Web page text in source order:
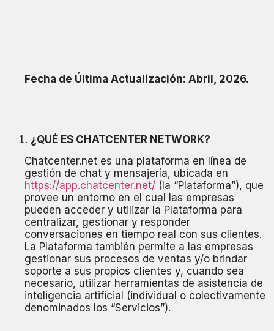
Fecha de Última Actualización: Abril, 2026.
¿QUÉ ES CHATCENTER NETWORK?
Chatcenter.net es una plataforma en línea de
gestión de chat y mensajería, ubicada en
https://app.chatcenter.net/ (la “Plataforma”), que
provee un entorno en el cual las empresas
pueden acceder y utilizar la Plataforma para
centralizar, gestionar y responder
conversaciones en tiempo real con sus clientes.
La Plataforma también permite a las empresas
gestionar sus procesos de ventas y/o brindar
soporte a sus propios clientes y, cuando sea
necesario, utilizar herramientas de asistencia de
inteligencia artificial (individual o colectivamente
denominados los “Servicios”).